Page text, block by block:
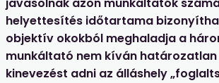
javasolnak azon munkáltatók
helyettesítés időtartama
objektív okokból meghaladja a
munkáltató nem kíván határozatlan
kinevezést adni az álláshely